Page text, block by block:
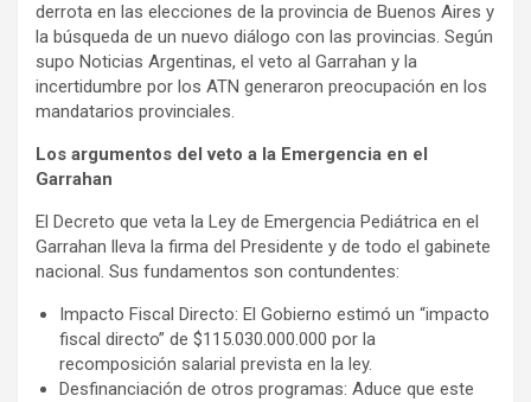
derrota en las elecciones de la provincia de Buenos Aires y
la búsqueda de un nuevo diálogo con las provincias. Según
supo Noticias Argentinas, el veto al Garrahan y la
incertidumbre por los ATN generaron preocupación en los
mandatarios provinciales.
Los argumentos del veto a la Emergencia en el
Garrahan
El Decreto que veta la Ley de Emergencia Pediátrica en el
Garrahan lleva la firma del Presidente y de todo el gabinete
nacional. Sus fundamentos son contundentes:
Impacto Fiscal Directo: El Gobierno estimó un “impacto
fiscal directo” de $115.030.000.000 por la
recomposición salarial prevista en la ley.
Desfinanciación de otros programas: Aduce que este